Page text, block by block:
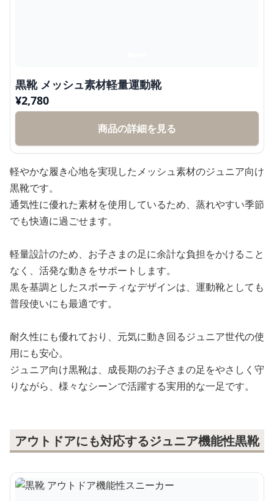
黒靴 メッシュ素材軽量運動靴
¥2,780
商品の詳細を見る
軽やかな履き心地を実現したメッシュ素材のジュニア向け
黒靴です。
通気性に優れた素材を使用しているため、蒸れやすい季節
でも快適に過ごせます。
軽量設計のため、お子さまの足に余計な負担をかけること
なく、活発な動きをサポートします。
黒を基調としたスポーティなデザインは、運動靴としても
普段使いにも最適です。
耐久性にも優れており、元気に動き回るジュニア世代の使
用にも安心。
ジュニア向け黒靴は、成長期のお子さまの足をやさしく守
りながら、様々なシーンで活躍する実用的な一足です。
アウトドアにも対応するジュニア機能性黒靴